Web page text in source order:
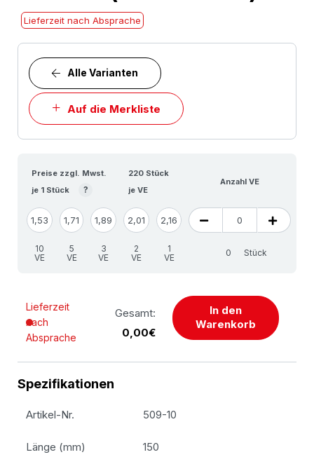
Lieferzeit nach Absprache
Auf die Merkliste
Alle Varianten
Preise zzgl. Mwst.
je 1 Stück
?
220 Stück
je VE
Anzahl VE
1,53 1,71 1,89 2,01 2,16
10
VE
5
VE
3
VE
2
VE
1
VE
Stück
Lieferzeit
nach
Absprache
Gesamt:
0,00€
In den
Warenkorb
Spezifikationen
Artikel-Nr. 509-10
Länge (mm) 150